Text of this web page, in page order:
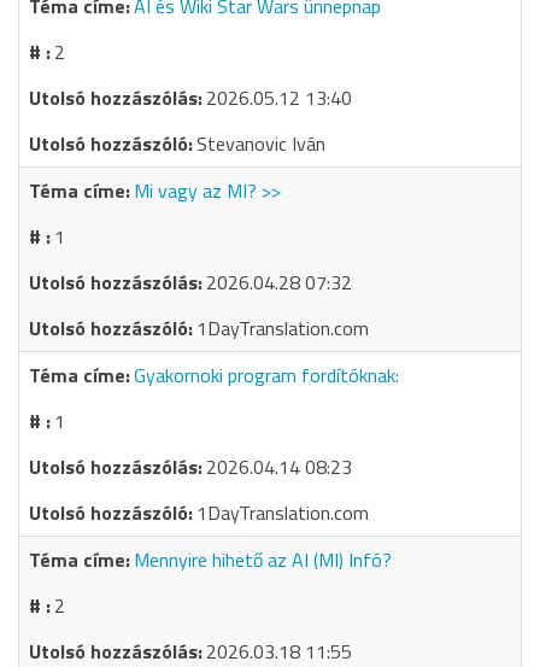
AI és Wiki Star Wars ünnepnap
2
2026.05.12 13:40
Stevanovic Iván
Mi vagy az MI? >>
1
2026.04.28 07:32
1DayTranslation.com
Gyakornoki program fordítóknak:
1
2026.04.14 08:23
1DayTranslation.com
Mennyire hihető az AI (MI) Infó?
2
2026.03.18 11:55